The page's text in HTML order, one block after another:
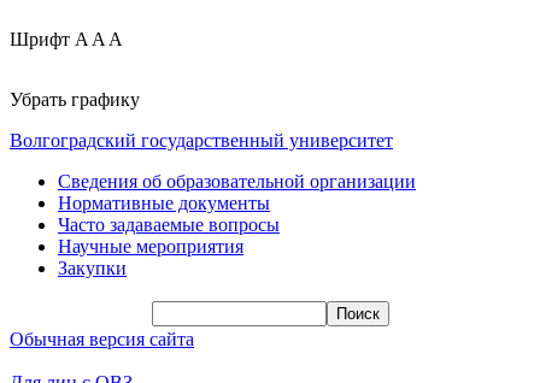
Шрифт A A A
Убрать графику
Волгоградский государственный университет
Сведения об образовательной организации
Нормативные документы
Часто задаваемые вопросы
Научные мероприятия
Закупки
Обычная версия сайта